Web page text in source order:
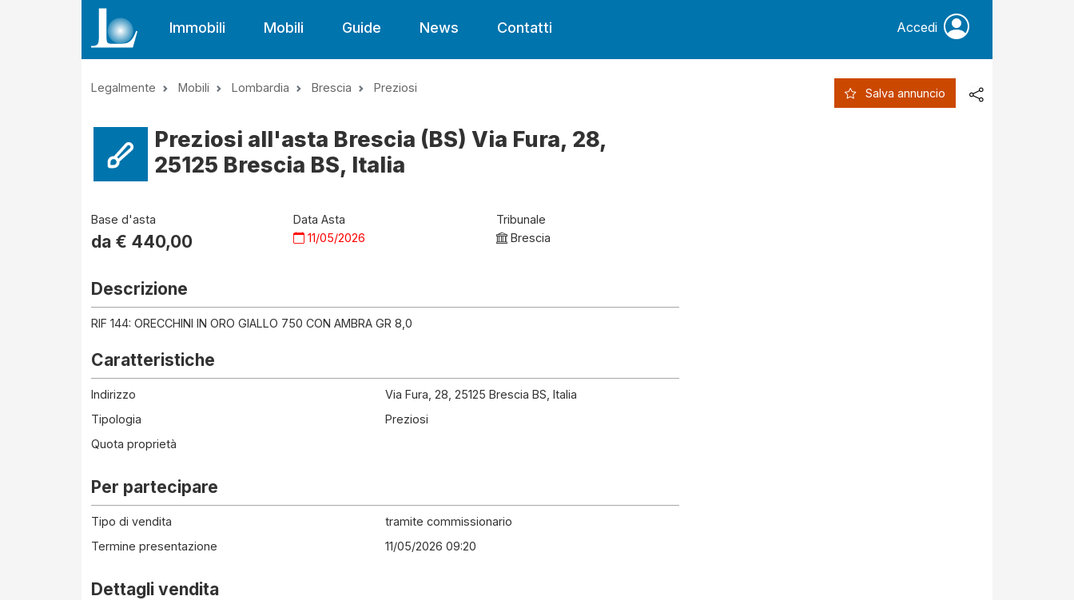
Immobili Mobili Guide News Contatti Accedi
Legalmente Mobili Lombardia Brescia Preziosi Salva annuncio
Preziosi all'asta Brescia (BS) Via Fura, 28,
25125 Brescia BS, Italia
Base d'asta
da € 440,00
Data Asta
11/05/2026
Tribunale
Brescia
Descrizione
RIF 144: ORECCHINI IN ORO GIALLO 750 CON AMBRA GR 8,0
Caratteristiche
Indirizzo
Via Fura, 28, 25125 Brescia BS, Italia
Tipologia
Preziosi
Quota proprietà
Per partecipare
Tipo di vendita
tramite commissionario
Termine presentazione
11/05/2026 09:20
Dettagli vendita